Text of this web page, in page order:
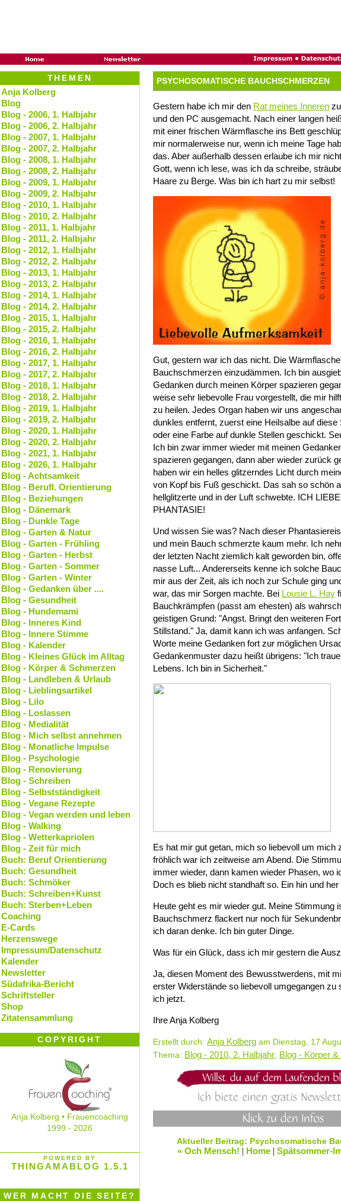
PSYCHOSOMATISCHE BAUCHSCHMERZEN
Gestern habe ich mir den Rat meines Inneren
und den PC ausgemacht. Nach einer langen
mit einer frischen Wärmflasche ins Bett
mir normalerweise nur, wenn ich meine Tage
das. Aber außerhalb dessen erlaube ich mir
Gott, wenn ich lese, was ich da schreibe,
Haare zu Berge. Was bin ich hart zu mir selbst!
Gut, gestern war ich das nicht. Die
Bauchschmerzen einzudämmen. Ich bin
Gedanken durch meinen Körper spazieren
weise sehr liebevolle Frau vorgestellt, die mir
zu heilen. Jedes Organ haben wir uns
dunkles entfernt, zuerst eine Heilsalbe auf diese
oder eine Farbe auf dunkle Stellen geschickt.
Ich bin zwar immer wieder mit meinen
spazieren gegangen, dann aber wieder zurück
haben wir ein helles glitzerndes Licht durch
von Kopf bis Fuß geschickt. Das sah so schön
hellglitzerte und in der Luft schwebte. ICH
PHANTASIE!
Und wissen Sie was? Nach dieser
und mein Bauch schmerzte kaum mehr. Ich
der letzten Nacht ziemlich kalt geworden bin,
nasse Luft... Andererseits kenne ich solche
mir aus der Zeit, als ich noch zur Schule ging
war, das mir Sorgen machte. Bei Lousie L. Hay
Bauchkrämpfen (passt am ehesten) als
geistigen Grund: "Angst. Bringt den weiteren
Stillstand." Ja, damit kann ich was anfangen.
Worte meine Gedanken fort zur möglichen
Gedankenmuster dazu heißt übrigens: "Ich
Lebens. Ich bin in Sicherheit."
Es hat mir gut getan, mich so liebevoll um mich
fröhlich war ich zeitweise am Abend. Die
immer wieder, dann kamen wieder Phasen, wo
Doch es blieb nicht standhaft so. Ein hin und her
Heute geht es mir wieder gut. Meine Stimmung
Bauchschmerz flackert nur noch für
ich daran denke. Ich bin guter Dinge.
Was für ein Glück, dass ich mir gestern die
Ja, diesen Moment des Bewusstwerdens, mit
erster Widerstände so liebevoll umgegangen zu
ich jetzt.
Ihre Anja Kolberg
Erstellt durch: Anja Kolberg am Dienstag, 17
Thema: Blog - 2010, 2. Halbjahr Blog - Körper
Aktueller Beitrag: Psychosomatische
« Och Mensch! | Home| Spätsommer-
THEMEN
Anja Kolberg
Blog
Blog - 2006, 1. Halbjahr
Blog - 2006, 2. Halbjahr
Blog - 2007, 1. Halbjahr
Blog - 2007, 2. Halbjahr
Blog - 2008, 1. Halbjahr
Blog - 2008, 2. Halbjahr
Blog - 2009, 1. Halbjahr
Blog - 2009, 2. Halbjahr
Blog - 2010, 1. Halbjahr
Blog - 2010, 2. Halbjahr
Blog - 2011, 1. Halbjahr
Blog - 2011, 2. Halbjahr
Blog - 2012, 1. Halbjahr
Blog - 2012, 2. Halbjahr
Blog - 2013, 1. Halbjahr
Blog - 2013, 2. Halbjahr
Blog - 2014, 1. Halbjahr
Blog - 2014, 2. Halbjahr
Blog - 2015, 1. Halbjahr
Blog - 2015, 2. Halbjahr
Blog - 2016, 1. Halbjahr
Blog - 2016, 2. Halbjahr
Blog - 2017, 1. Halbjahr
Blog - 2017, 2. Halbjahr
Blog - 2018, 1. Halbjahr
Blog - 2018, 2. Halbjahr
Blog - 2019, 1. Halbjahr
Blog - 2019, 2. Halbjahr
Blog - 2020, 1. Halbjahr
Blog - 2020, 2. Halbjahr
Blog - 2021, 1. Halbjahr
Blog - 2026, 1. Halbjahr
Blog - Achtsamkeit
Blog - Berufl. Orientierung
Blog - Beziehungen
Blog - Dänemark
Blog - Dunkle Tage
Blog - Garten & Natur
Blog - Garten - Frühling
Blog - Garten - Herbst
Blog - Garten - Sommer
Blog - Garten - Winter
Blog - Gedanken über ....
Blog - Gesundheit
Blog - Hundemami
Blog - Inneres Kind
Blog - Innere Stimme
Blog - Kalender
Blog - Kleines Glück im Alltag
Blog - Körper & Schmerzen
Blog - Landleben & Urlaub
Blog - Lieblingsartikel
Blog - Lilo
Blog - Loslassen
Blog - Medialität
Blog - Mich selbst annehmen
Blog - Monatliche Impulse
Blog - Psychologie
Blog - Renovierung
Blog - Schreiben
Blog - Selbstständigkeit
Blog - Vegane Rezepte
Blog - Vegan werden und leben
Blog - Walking
Blog - Wetterkapriolen
Blog - Zeit für mich
Buch: Beruf Orientierung
Buch: Gesundheit
Buch: Schmöker
Buch: Schreiben+Kunst
Buch: Sterben+Leben
Coaching
E-Cards
Herzenswege
Impressum/Datenschutz
Kalender
Newsletter
Südafrika-Bericht
Schriftsteller
Shop
Zitatensammlung
COPYRIGHT
Anja Kolberg • Frauencoaching
1999 - 2026
POWERED BY
THINGAMABLOG 1.5.1
WER MACHT DIE SEITE?